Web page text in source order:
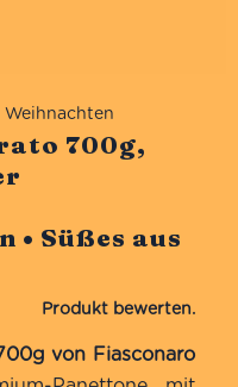
Weihnachten
700g,
• Süßes aus
von Fiasconaro